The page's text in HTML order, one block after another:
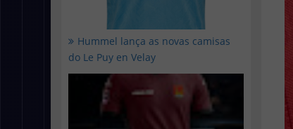
Hummel lança as novas camisas
do Le Puy en Velay